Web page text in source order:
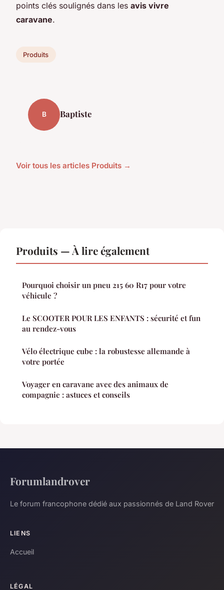
points clés soulignés dans les avis vivre
caravane.
Produits
B Baptiste
Voir tous les articles Produits →
Produits — À lire également
Pourquoi choisir un pneu 215 60 R17 pour votre
véhicule ?
Le SCOOTER POUR LES ENFANTS : sécurité et fun
au rendez-vous
Vélo électrique cube : la robustesse allemande à
votre portée
Voyager en caravane avec des animaux de
compagnie : astuces et conseils
Forumlandrover
Le forum francophone dédié aux passionnés de Land Rover
LIENS
Accueil
LÉGAL